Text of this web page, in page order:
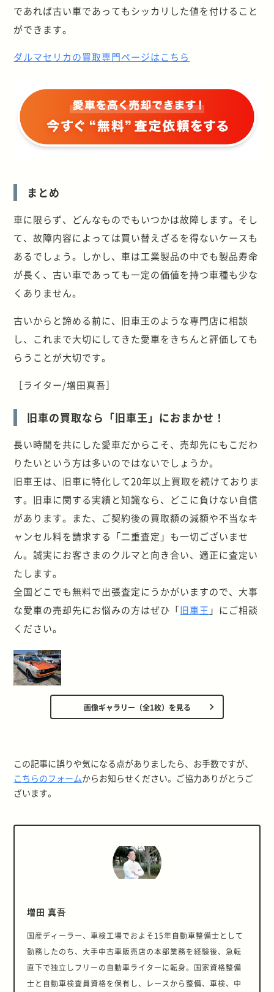
であれば古い車であってもシッカリした値を付けること
ができます。
ダルマセリカの買取専門ページはこちら
まとめ
車に限らず、どんなものでもいつかは故障します。そし
て、故障内容によっては買い替えざるを得ないケースも
あるでしょう。しかし、車は工業製品の中でも製品寿命
が長く、古い車であっても一定の価値を持つ車種も少な
くありません。
古いからと諦める前に、旧車王のような専門店に相談
し、これまで大切にしてきた愛車をきちんと評価しても
らうことが大切です。
［ライター/増田真吾］
旧車の買取なら「旧車王」におまかせ！
長い時間を共にした愛車だからこそ、売却先にもこだわ
りたいという方は多いのではないでしょうか。
旧車王は、旧車に特化して20年以上買取を続けておりま
す。旧車に関する実績と知識なら、どこに負けない自信
があります。また、ご契約後の買取額の減額や不当なキ
ャンセル料を請求する「二重査定」も一切ございませ
ん。誠実にお客さまのクルマと向き合い、適正に査定い
たします。
全国どこでも無料で出張査定にうかがいますので、大事
な愛車の売却先にお悩みの方はぜひ「旧車王 」にご相談
ください。
画像ギャラリー（全1枚）を見る
この記事に誤りや気になる点がありましたら、お手数ですが、
こちらのフォームからお知らせください。ご協力ありがとうご
ざいます。
増田 真吾
国産ディーラー、車検工場でおよそ15年自動車整備士として
勤務したのち、大手中古車販売店の本部業務を経験後、急転
直下で独立しフリーの自動車ライターに転身。国家資格整備
士と自動車検査員資格を保有し、レースから整備、車検、中